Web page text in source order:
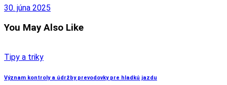
30. júna 2025
You May Also Like
Tipy a triky
Význam kontroly a údržby prevodovky pre hladkú jazdu